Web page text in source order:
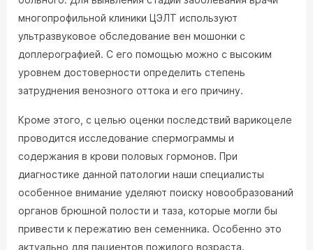
многопрофильной клиники ЦЭЛТ используют
ультразвуковое обследование вен мошонки с
доплерографией. С его помощью можно с высоким
уровнем достоверности определить степень
затруднения венозного оттока и его причину.
Кроме этого, с целью оценки последствий варикоцеле
проводится исследование спермограммы и
содержания в крови половых гормонов. При
диагностике данной патологии наши специалисты
особенное внимание уделяют поиску новообразований
органов брюшной полости и таза, которые могли бы
привести к пережатию вен семенника. Особенно это
актуально для пациентов пожилого возраста.